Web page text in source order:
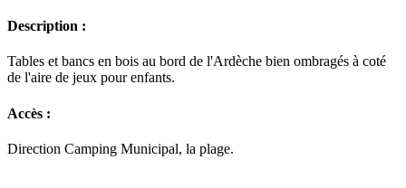
Description :
Tables et bancs en bois au bord de l'Ardèche bien ombragés à coté
de l'aire de jeux pour enfants.
Accès :
Direction Camping Municipal, la plage.